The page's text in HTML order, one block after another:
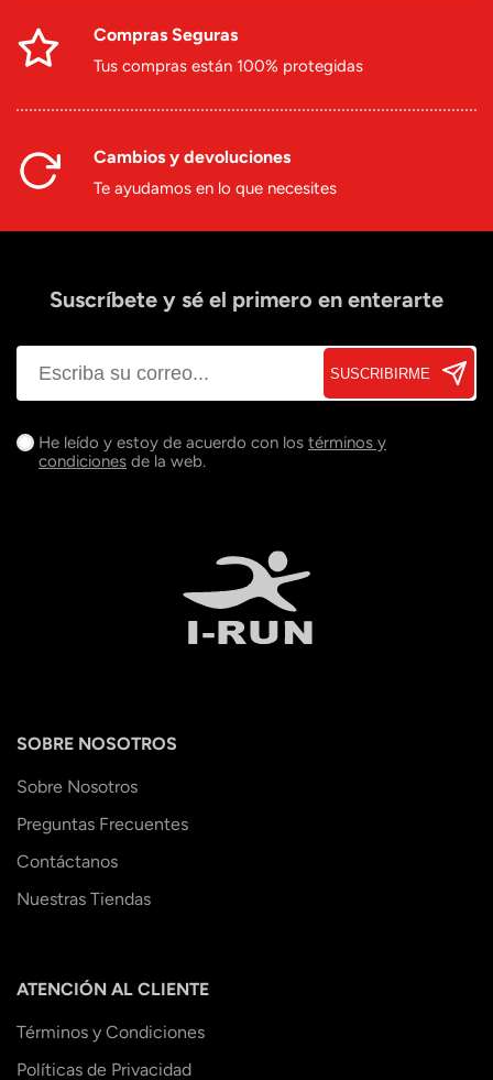
Compras Seguras
Tus compras están 100% protegidas
Cambios y devoluciones
Te ayudamos en lo que necesites
Suscríbete y sé el primero en enterarte
SUSCRIBIRME
He leído y estoy de acuerdo con los términos y
condiciones de la web.
SOBRE NOSOTROS
Sobre Nosotros
Preguntas Frecuentes
Contáctanos
Nuestras Tiendas
ATENCIÓN AL CLIENTE
Términos y Condiciones
Políticas de Privacidad